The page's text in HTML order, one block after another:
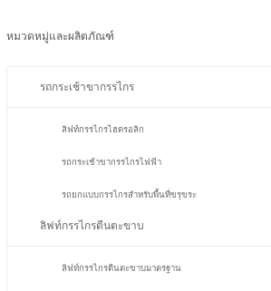
หมวดหมู่และผลิตภัณฑ์
รถกระเช้าขากรรไกร
ลิฟท์กรรไกรไฮดรอลิก
รถกระเช้าขากรรไกรไฟฟ้า
รถยกแบบกรรไกรสำหรับพื้นที่ขรุขระ
ลิฟท์กรรไกรตีนตะขาบ
ลิฟท์กรรไกรตีนตะขาบมาตรฐาน